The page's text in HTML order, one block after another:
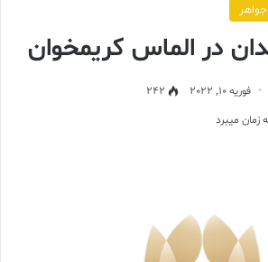
در الماس کریمخوان
فوریه 10, 2022
242